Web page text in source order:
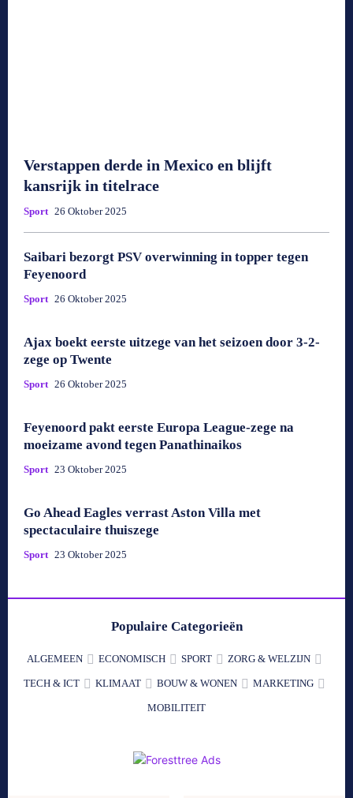
Verstappen derde in Mexico en blijft
kansrijk in titelrace
Sport 26 Oktober 2025
Saibari bezorgt PSV overwinning in topper tegen
Feyenoord
Sport 26 Oktober 2025
Ajax boekt eerste uitzege van het seizoen door 3-2-
zege op Twente
Sport 26 Oktober 2025
Feyenoord pakt eerste Europa League-zege na
moeizame avond tegen Panathinaikos
Sport 23 Oktober 2025
Go Ahead Eagles verrast Aston Villa met
spectaculaire thuiszege
Sport 23 Oktober 2025
Populaire Categorieën
ALGEMEEN ECONOMISCH SPORT ZORG & WELZIJN
TECH & ICT KLIMAAT BOUW & WONEN MARKETING
MOBILITEIT